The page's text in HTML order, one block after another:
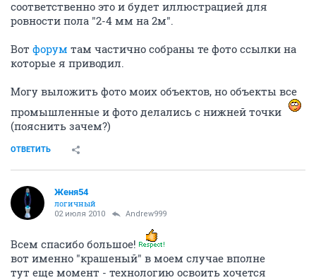
соответственно это и будет иллюстрацией для
ровности пола "2-4 мм на 2м".
Вот форум там частично собраны те фото ссылки на
которые я приводил.
Могу выложить фото моих объектов, но объекты все
промышленные и фото делались с нижней точки
(пояснить зачем?)
ОТВЕТИТЬ
Женя54
логичный
02 июля 2010 Andrew999
Всем спасибо большое!
вот именно "крашеный" в моем случае вполне
тут еще момент - технологию освоить хочется